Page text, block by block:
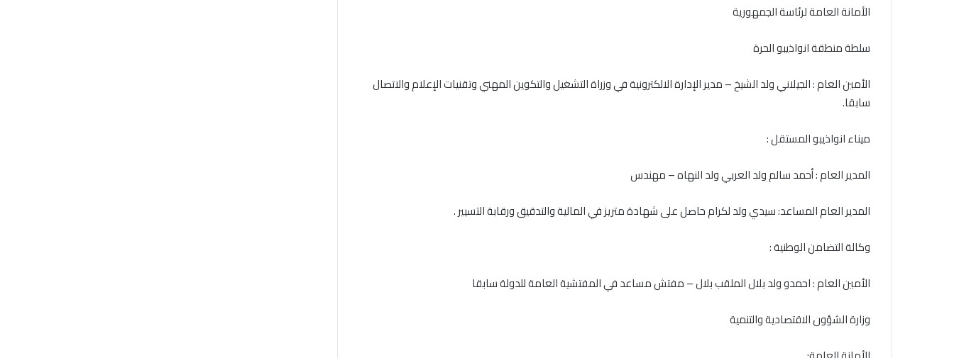
الأمانة العامة لرئاسة الجمهورية
سلطة منطقة انواذيبو الحرة
الأمين العام : الجيلاني ولد الشيخ – مدير الإدارة الالكترونية في وزراة التشغيل والتكوين المهني وتقنيات الإعلام والاتصال
سابقا.
ميناء انواذيبو المستقل :
المدير العام : أحمد سالم ولد العربي ولد النهاه – مهندس
المدير العام المساعد: سيدي ولد لكرام حاصل على شهادة متريز في المالية والتدقيق ورقابة التسيير .
وكالة التضامن الوطنية :
الأمين العام : احمدو ولد بلال الملقب بلال – مفتش مساعد في المفتشية العامة للدولة سابقا
وزارة الشؤون الاقتصادية والتنمية